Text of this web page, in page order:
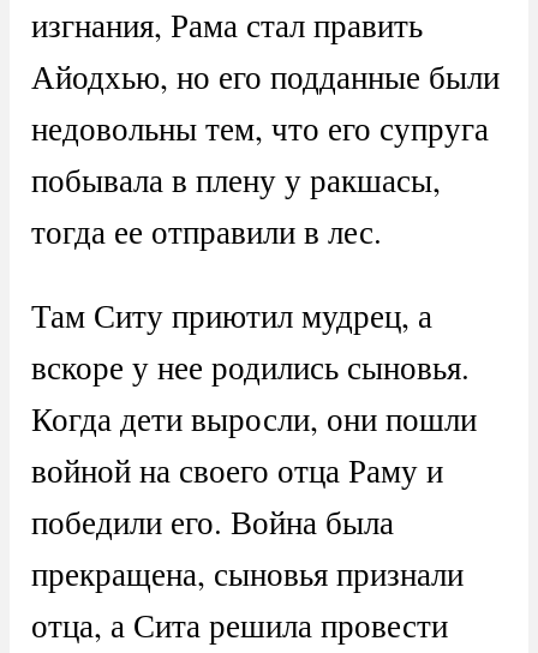
изгнания, Рама стал править
Айодхью, но его подданные были
недовольны тем, что его супруга
побывала в плену у ракшасы,
тогда ее отправили в лес.
Там Ситу приютил мудрец, а
вскоре у нее родились сыновья.
Когда дети выросли, они пошли
войной на своего отца Раму и
победили его. Война была
прекращена, сыновья признали
отца, а Сита решила провести